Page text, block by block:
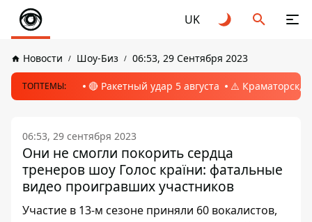
UK
Новости Шоу-Биз 06:53, 29 Сентября 2023
ТОПТЕМЫ: 🔴 Ракетный удар 5 августа ⚠️ Краматорск,
06:53, 29 сентября 2023
Они не смогли покорить сердца
тренеров шоу Голос країни: фатальные
видео проигравших участников
Участие в 13-м сезоне приняли 60 вокалистов,